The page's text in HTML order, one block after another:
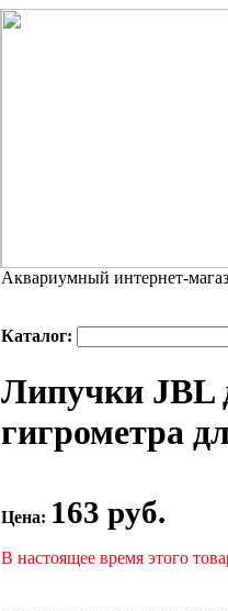
Аквариумный интернет-
Каталог:
Липучки JBL
гигрометра
Цена: 163 руб.
В настоящее время этого